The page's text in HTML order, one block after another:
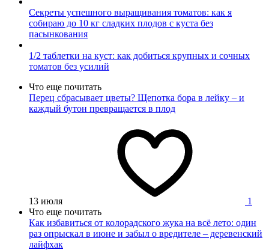
Секреты успешного выращивания томатов: как я
собираю до 10 кг сладких плодов с куста без
пасынкования
1/2 таблетки на куст: как добиться крупных и сочных
томатов без усилий
Что еще почитать
Перец сбрасывает цветы? Щепотка бора в лейку – и
каждый бутон превращается в плод
13 июля
1
Что еще почитать
Как избавиться от колорадского жука на всё лето: один
раз опрыскал в июне и забыл о вредителе – деревенский
лайфхак